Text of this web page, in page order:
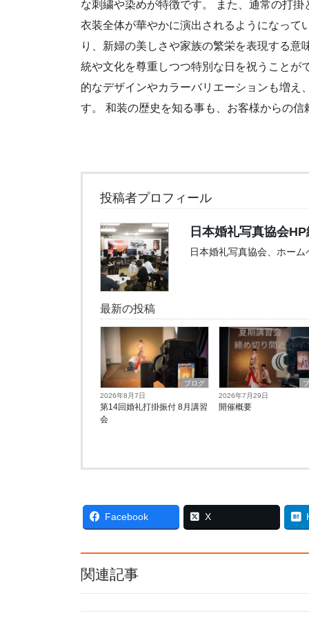
な刺繍や染めが特徴です。 また、通常の打
衣装全体が華やかに演出されるようになって
り、新婦の美しさや家族の繁栄を表現する
統や文化を尊重しつつ特別な日を祝うことが
的なデザインやカラーバリエーションも増え
す。 和装の歴史を知る事も、お客様からの
投稿者プロフィール
日本婚礼写真協会
日本婚礼写真協会、ホー
最新の投稿
ブログ
2026年8月7日
第14回婚礼打掛振付 8月講習
会
2026年7月29日
開催概要
Facebook X
関連記事